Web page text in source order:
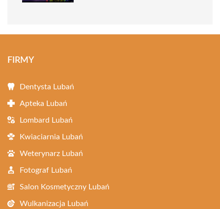
FIRMY
Dentysta Lubań
Apteka Lubań
Lombard Lubań
Kwiaciarnia Lubań
Weterynarz Lubań
Fotograf Lubań
Salon Kosmetyczny Lubań
Wulkanizacja Lubań